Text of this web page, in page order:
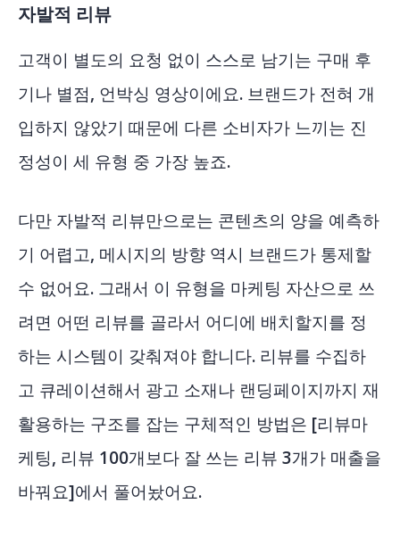
자발적 리뷰
고객이 별도의 요청 없이 스스로 남기는 구매 후
기나 별점, 언박싱 영상이에요. 브랜드가 전혀 개
입하지 않았기 때문에 다른 소비자가 느끼는 진
정성이 세 유형 중 가장 높죠.
다만 자발적 리뷰만으로는 콘텐츠의 양을 예측하
기 어렵고, 메시지의 방향 역시 브랜드가 통제할
수 없어요. 그래서 이 유형을 마케팅 자산으로 쓰
려면 어떤 리뷰를 골라서 어디에 배치할지를 정
하는 시스템이 갖춰져야 합니다. 리뷰를 수집하
고 큐레이션해서 광고 소재나 랜딩페이지까지 재
활용하는 구조를 잡는 구체적인 방법은 [리뷰마
케팅, 리뷰 100개보다 잘 쓰는 리뷰 3개가 매출을
바꿔요]에서 풀어놨어요.